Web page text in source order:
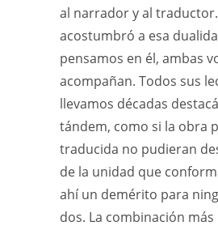
al narrador y al
acostumbró a esa
pensamos en él, ambas
acompañan. Todos sus
llevamos décadas
tándem, como si la obra
traducida no pudieran
de la unidad que
ahí un demérito para
dos. La combinación